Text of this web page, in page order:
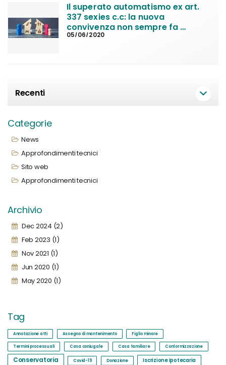
Il superato automatismo ex art.
337 sexies c.c: la nuova
convivenza non sempre fa
perdere la casa familiare
05/06/2020
Recenti
Categorie
News
Approfondimenti tecnici
Sito web
Approfondimenti tecnici
Archivio
Dec 2024 (2)
Feb 2023 (1)
Nov 2021 (1)
Jun 2020 (1)
May 2020 (1)
Tag
Annotazione atti Assegno di mantenimento Figlio minore
Termini processuali Casa coniugale Casa familiare Conformizzazione
Conservatoria Covid-19 Donazione Iscrizione ipotecaria